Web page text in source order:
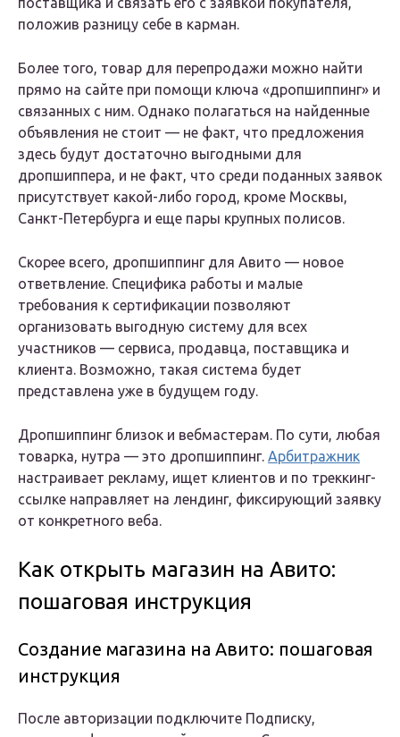
положив разницу себе в карман.
Более того, товар для перепродажи можно найти
прямо на сайте при помощи ключа «дропшиппинг» и
связанных с ним. Однако полагаться на найденные
объявления не стоит — не факт, что предложения
здесь будут достаточно выгодными для
дропшиппера, и не факт, что среди поданных заявок
присутствует какой-либо город, кроме Москвы,
Санкт-Петербурга и еще пары крупных полисов.
Скорее всего, дропшиппинг для Авито — новое
ответвление. Специфика работы и малые
требования к сертификации позволяют
организовать выгодную систему для всех
участников — сервиса, продавца, поставщика и
клиента. Возможно, такая система будет
представлена уже в будущем году.
Дропшиппинг близок и вебмастерам. По сути, любая
товарка, нутра — это дропшиппинг. Арбитражник
настраивает рекламу, ищет клиентов и по треккинг-
ссылке направляет на лендинг, фиксирующий заявку
от конкретного веба.
Как открыть магазин на Авито:
пошаговая инструкция
Создание магазина на Авито: пошаговая
инструкция
После авторизации подключите Подписку,